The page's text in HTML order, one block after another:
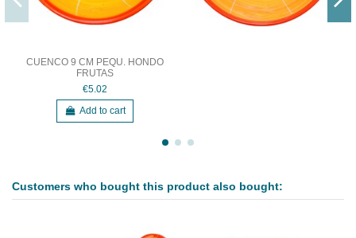
CUENCO 9 CM PEQU. HONDO
FRUTAS
€5.02
Add to cart
Customers who bought this product also bought: